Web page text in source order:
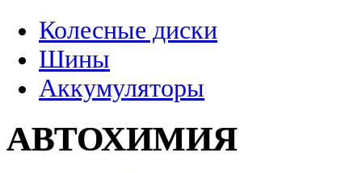
Колесные диски
Шины
Аккумуляторы
АВТОХИМИЯ